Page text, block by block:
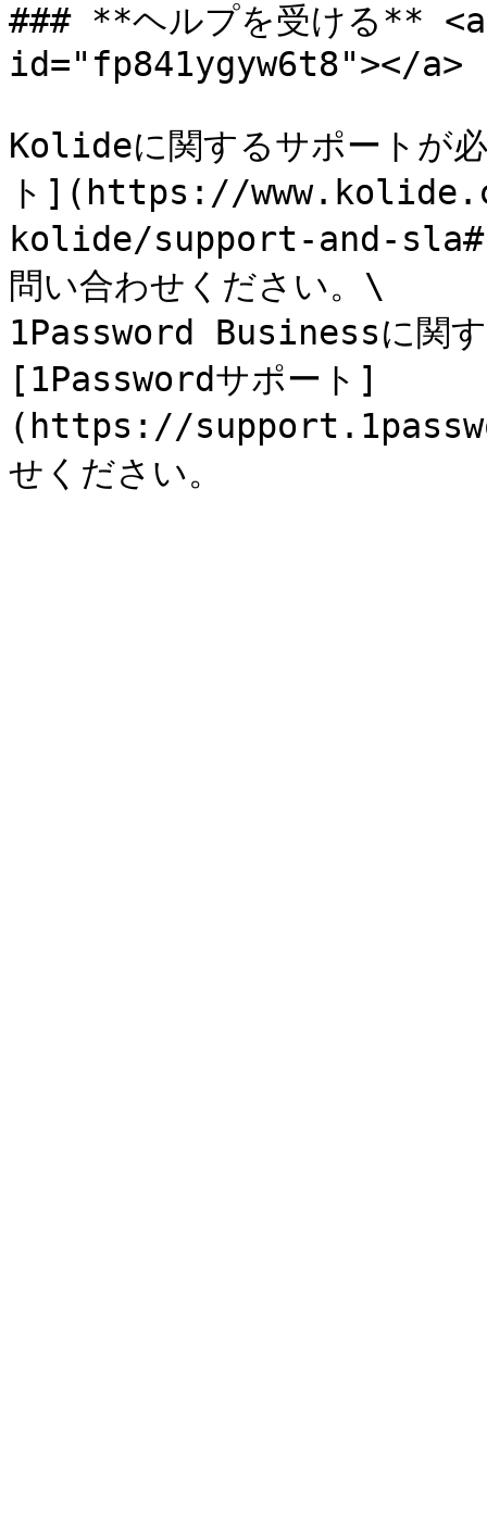
### **ヘルプを受ける**
id="fp841ygyw6t8"></a>
Kolideに関するサポートが
ト](https://
kolide/support-and-
問い合わせください。\
1Password Businessに関す
[1Passwordサポート]
(https://